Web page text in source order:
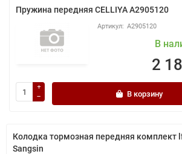
Пружина передняя CELLIYA A2905120
A2905120
В
2
В корзину
Колодка тормозная передняя комплект
Sangsin